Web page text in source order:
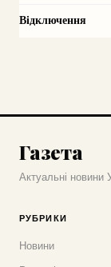
Відключення
Газета
Актуальні новини
РУБРИКИ
Новини